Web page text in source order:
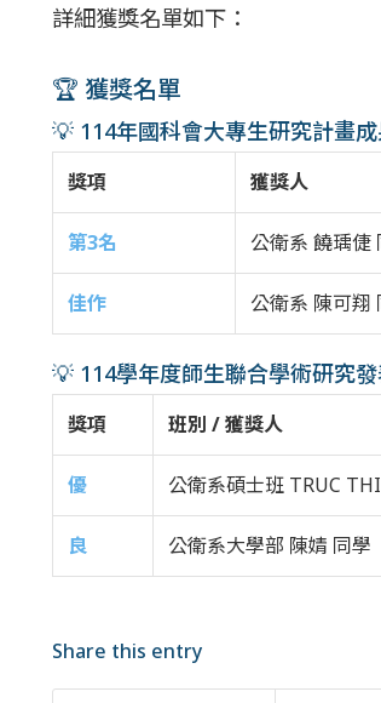
詳細獲獎名單如下：
🏆 獲獎名單
💡 114年國科會大專生研究計畫
獎項 獲獎人
第3名 公衛系 饒瑀倢
佳作 公衛系 陳可翔
💡 114學年度師生聯合學術研究
獎項 班別 / 獲獎人
優 公衛系碩士班 TRUC
良 公衛系大學部 陳婧 同學
Share this entry